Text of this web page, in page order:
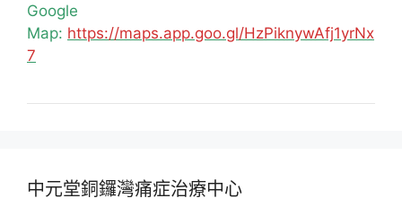
Google
Map: https://maps.app.goo.gl/HzPiknywAfj1yrNx
7
中元堂銅鑼灣痛症治療中心